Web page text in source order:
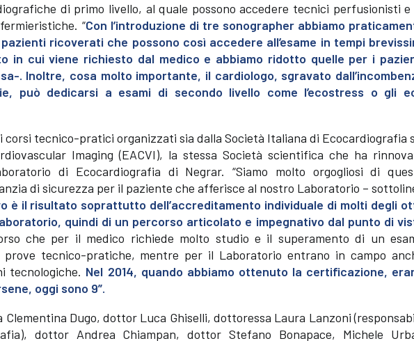
di primo livello, al quale possono accedere tecnici perfusionisti e
“Con l’introduzione di tre sonographer abbiamo
ricoverati che possono così accedere all’esame in tempi
in cui viene richiesto dal medico e abbiamo ridotto quelle per i
. Inoltre, cosa molto importante, il cardiologo, sgravato
può dedicarsi a esami di secondo livello come l’ecostress o gli
corsi tecnico-pratici organizzati sia dalla Società Italiana di Ecocardiografia
Imaging (EACVI), la stessa Società scientifica che ha
di Ecocardiografia di Negrar. “Siamo molto orgogliosi di
di sicurezza per il paziente che afferisce al nostro Laboratorio –
è il risultato soprattutto dell’accreditamento individuale di molti degli
quindi di un percorso articolato e impegnativo dal punto di
che per il medico richiede molto studio e il superamento di un
tecnico-pratiche, mentre per il Laboratorio entrano in campo
tecnologiche. Nel 2014, quando abbiamo ottenuto la certificazione,
oggi sono 9”.
Clementina Dugo, dottor Luca Ghiselli, dottoressa Laura Lanzoni
dottor Andrea Chiampan, dottor Stefano Bonapace, Michele